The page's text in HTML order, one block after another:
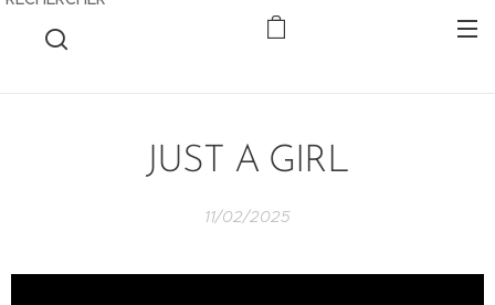
JUST A GIRL
11/02/2025